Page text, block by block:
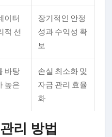
이터
적 선
장기적인 안정
성과 수익성 확
보
바탕
높은
손실 최소화 및
자금 관리 효율
화
리 방법